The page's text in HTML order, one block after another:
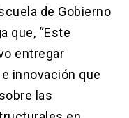
de Gobierno
que, “Este
entregar
innovación que
las